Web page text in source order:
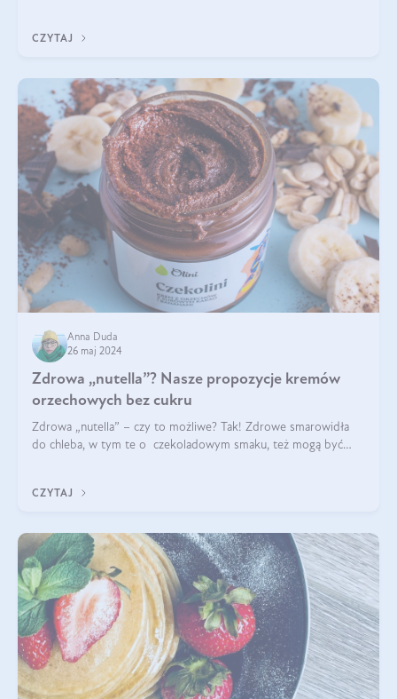
CZYTAJ
Anna Duda
26 maj 2024
Zdrowa „nutella”? Nasze propozycje kremów
orzechowych bez cukru
Zdrowa „nutella” – czy to możliwe? Tak! Zdrowe smarowidła
do chleba, w tym te o czekoladowym smaku, też mogą być
CZYTAJ